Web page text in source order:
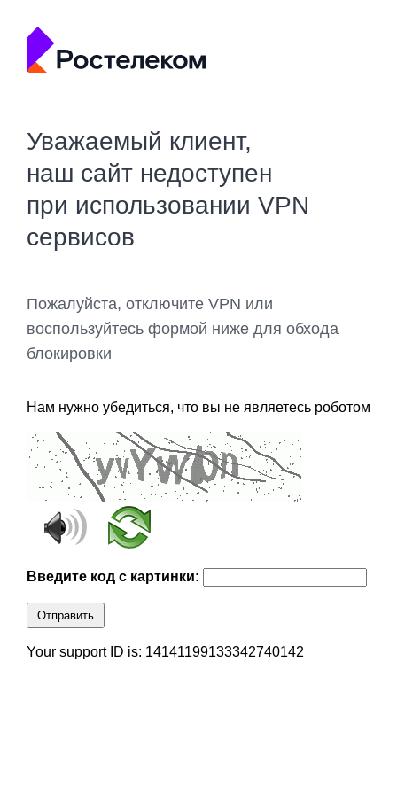
Уважаемый клиент,
наш сайт недоступен
при использовании VPN
сервисов
Пожалуйста, отключите VPN или
воспользуйтесь формой ниже для обхода
блокировки
Нам нужно убедиться, что вы не являетесь роботом
Введите код с картинки:
Отправить
Your support ID is: 14141199133342740142